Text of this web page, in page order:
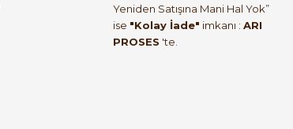
Yeniden Satışına Mani Hal Yok”
ise "Kolay İade" imkanı : ARI
PROSES 'te.